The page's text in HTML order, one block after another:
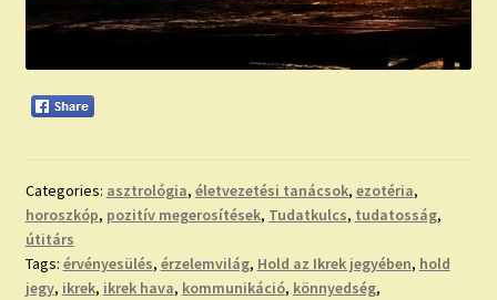
Categories: asztrológia, életvezetési tanácsok, ezotéria,
horoszkóp, pozitív megerosítések, Tudatkulcs, tudatosság,
útitárs
Tags: érvényesülés, érzelemvilág, Hold az Ikrek jegyében, hold
jegy, ikrek, ikrek hava, kommunikáció, könnyedség,